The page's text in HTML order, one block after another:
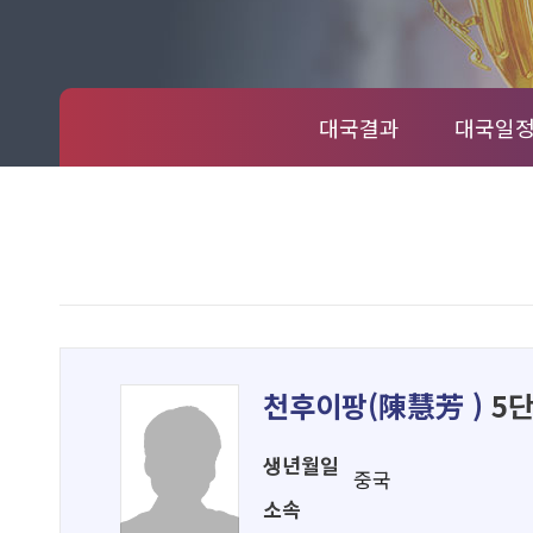
대국결과 대국일
천후이팡(陳慧芳 ) 5단
생년월일
소속
중국